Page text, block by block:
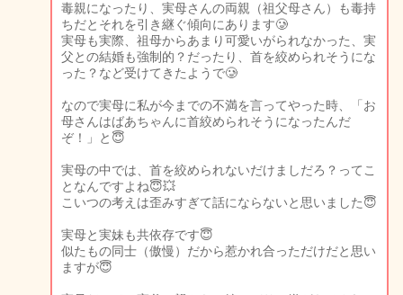
毒親になったり、実母さんの両親（祖父母さん）も毒持
ちだとそれを引き継ぐ傾向にあります🥲
実母も実際、祖母からあまり可愛いがられなかった、実
父との結婚も強制的？だったり、首を絞められそうにな
った？など受けてきたようで🥲
なので実母に私が今までの不満を言ってやった時、「お
母さんはばあちゃんに首絞められそうになったんだ
ぞ！」と😇
実母の中では、首を絞められないだけましだろ？ってこ
となんですよね😇💥
こいつの考えは歪みすぎて話にならないと思いました😇
実母と実妹も共依存です😇
似たもの同士（傲慢）だから惹かれ合っただけだと思い
ますが😇